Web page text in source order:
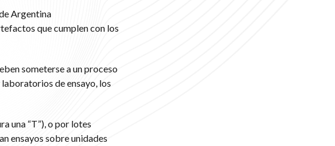
Argentina
que cumplen con los
someterse a un proceso
de ensayo, los
una “T”), o por lotes
ensayos sobre unidades